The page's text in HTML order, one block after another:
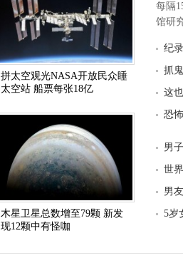
拼太空观光NASA开放民众睡
太空站 船票每张18亿
木星卫星总数增至79颗 新发
现12颗中有怪咖
每隔
馆研
纪
抓
这
恐
男
世
男
5岁